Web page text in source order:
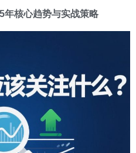
年核心趋势与实战策略